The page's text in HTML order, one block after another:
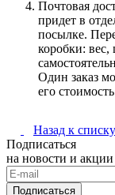
Почтовая
придет в
посылке.
коробки: вес,
Один заказ
его
Назад к списку
Подписаться
на новости и акции
Подписаться